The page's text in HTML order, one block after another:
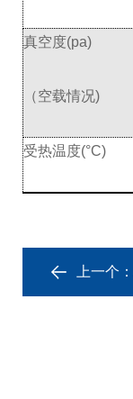
真空度(pa)
（空载情况)
受热温度(°C)
上一个：